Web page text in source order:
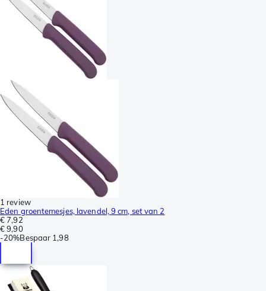
1 review
Eden groentemesjes, lavendel, 9 cm, set van 2
€ 7,92
€ 9,90
-20%Bespaar 1,98